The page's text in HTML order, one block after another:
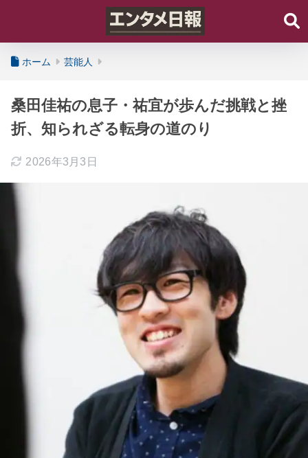
ホーム 芸能人
桑田佳祐の息子・祐宜が歩んだ挑戦と挫
折、知られざる転身の道のり
2026年3月3日